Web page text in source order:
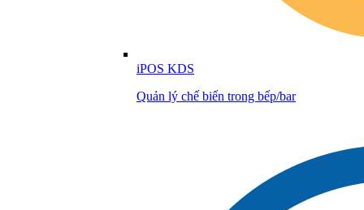
iPOS KDS
Quản lý chế biến trong bếp/bar